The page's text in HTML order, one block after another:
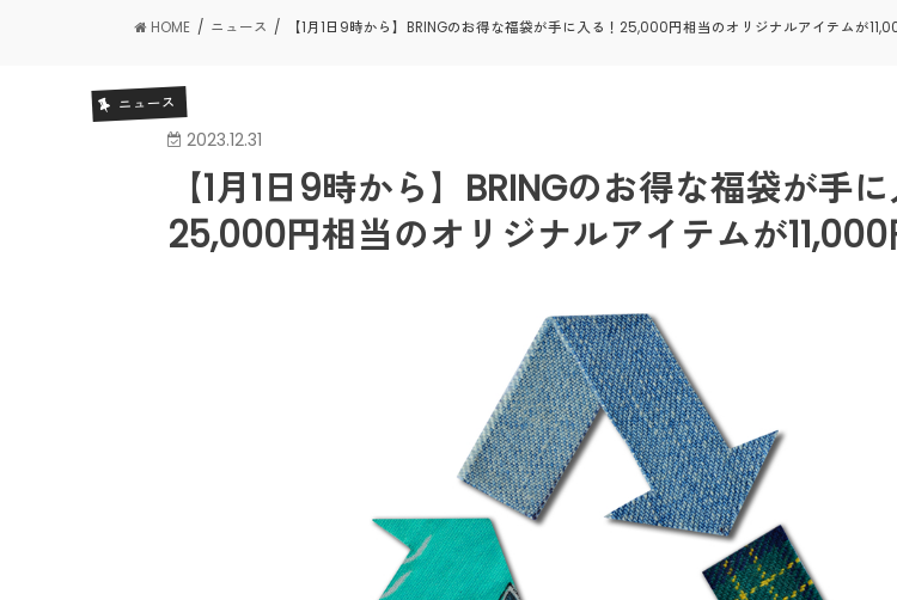
HOME ニュース 【1月1日9時から】BRINGのお得な福袋が手に入る！25,000円相当のオリジナルアイテムが
ニュース
2023.12.31
【1月1日9時から】BRINGのお得な福袋が手に
25,000円相当のオリジナルアイテムが11,000